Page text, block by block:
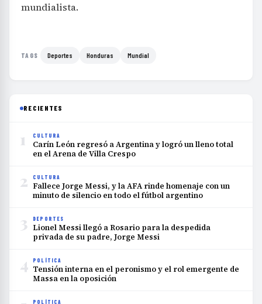
mundialista.
TAGS Deportes Honduras Mundial
RECIENTES
1 CULTURA
Carín León regresó a Argentina y logró un lleno total
en el Arena de Villa Crespo
2 CULTURA
Fallece Jorge Messi, y la AFA rinde homenaje con un
minuto de silencio en todo el fútbol argentino
3 DEPORTES
Lionel Messi llegó a Rosario para la despedida
privada de su padre, Jorge Messi
4 POLÍTICA
Tensión interna en el peronismo y el rol emergente de
Massa en la oposición
POLÍTICA